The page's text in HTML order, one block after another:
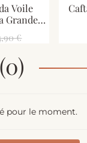
Voile
Grande
€
pour le moment.